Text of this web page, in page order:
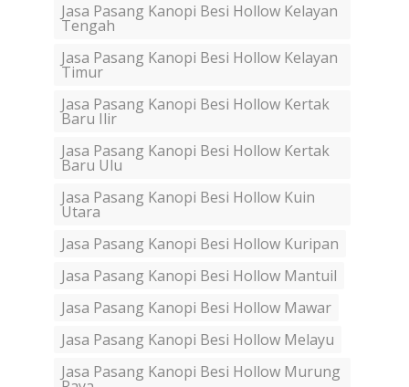
Jasa Pasang Kanopi Besi Hollow Kelayan
Tengah
Jasa Pasang Kanopi Besi Hollow Kelayan
Timur
Jasa Pasang Kanopi Besi Hollow Kertak
Baru Ilir
Jasa Pasang Kanopi Besi Hollow Kertak
Baru Ulu
Jasa Pasang Kanopi Besi Hollow Kuin
Utara
Jasa Pasang Kanopi Besi Hollow Kuripan
Jasa Pasang Kanopi Besi Hollow Mantuil
Jasa Pasang Kanopi Besi Hollow Mawar
Jasa Pasang Kanopi Besi Hollow Melayu
Jasa Pasang Kanopi Besi Hollow Murung